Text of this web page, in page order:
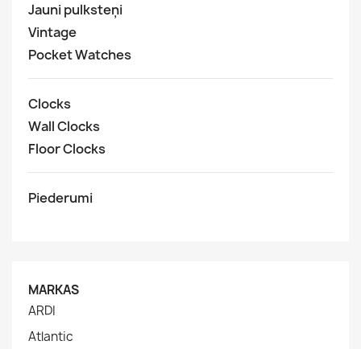
Jauni pulksteņi
Vintage
Pocket Watches
Clocks
Wall Clocks
Floor Clocks
Piederumi
MARKAS
ARDI
Atlantic